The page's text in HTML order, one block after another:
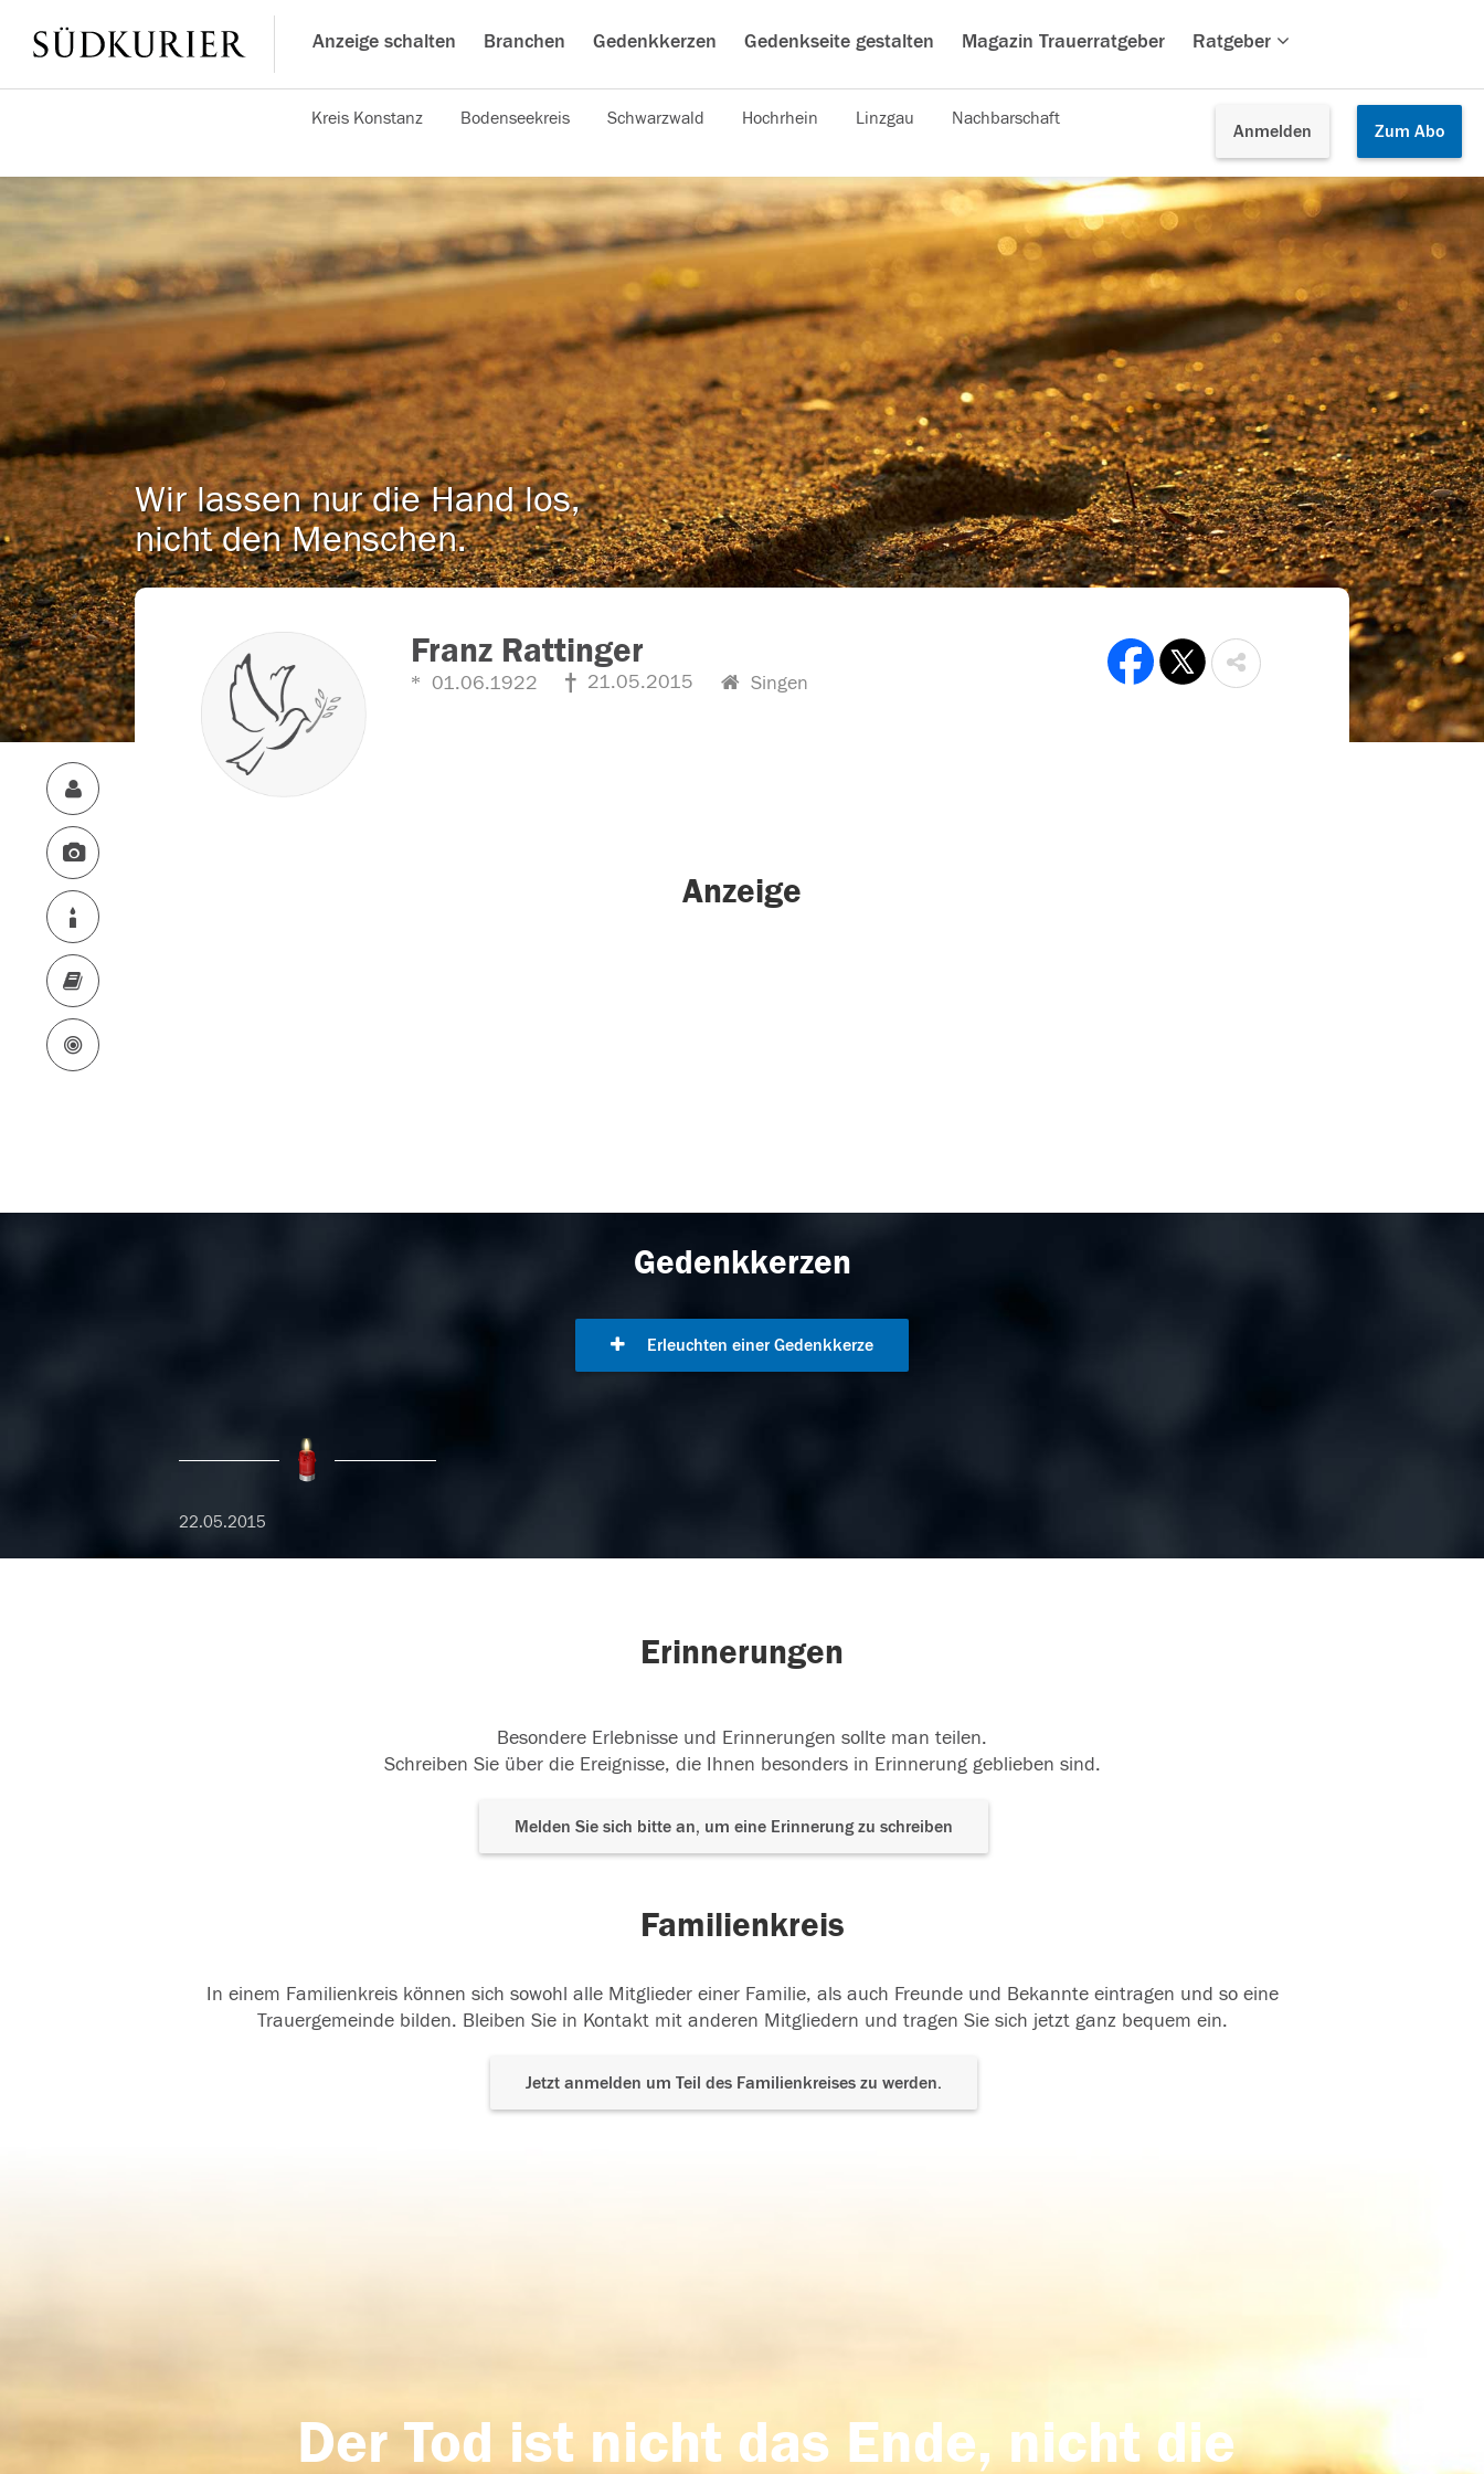
Anzeige schalten Branchen Gedenkkerzen Gedenkseite gestalten Magazin Trauerratgeber Ratgeber
Anmelden Zum Abo
Kreis Konstanz Bodenseekreis Schwarzwald Hochrhein Linzgau Nachbarschaft
Wir lassen nur die Hand los,
nicht den Menschen.
Franz Rattinger
01.06.1922 21.05.2015 Singen
Anzeige
Gedenkkerzen
Erleuchten einer Gedenkkerze
22.05.2015
Erinnerungen
Besondere Erlebnisse und Erinnerungen sollte man teilen.
Schreiben Sie über die Ereignisse, die Ihnen besonders in Erinnerung geblieben sind.
Melden Sie sich bitte an, um eine Erinnerung zu schreiben
Familienkreis
In einem Familienkreis können sich sowohl alle Mitglieder einer Familie, als auch Freunde und Bekannte eintragen und so eine
Trauergemeinde bilden. Bleiben Sie in Kontakt mit anderen Mitgliedern und tragen Sie sich jetzt ganz bequem ein.
Jetzt anmelden um Teil des Familienkreises zu werden.
Der Tod ist nicht das Ende, nicht die